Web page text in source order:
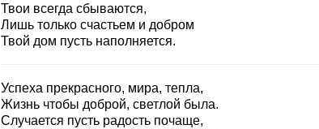
Твои всегда сбываются,
Лишь только счастьем и добром
Твой дом пусть наполняется.
Успеха прекрасного, мира, тепла,
Жизнь чтобы доброй, светлой была.
Случается пусть радость почаще,